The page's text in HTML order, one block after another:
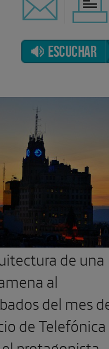
ESCUCHAR
de una
al
del mes
de Telefónica